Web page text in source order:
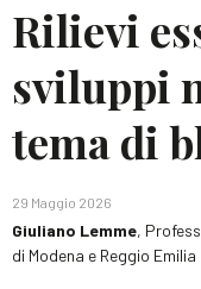
Rilievi
sviluppi
tema di
29 Maggio 2026
Giuliano Lemme,
di Modena e Reggio Emilia